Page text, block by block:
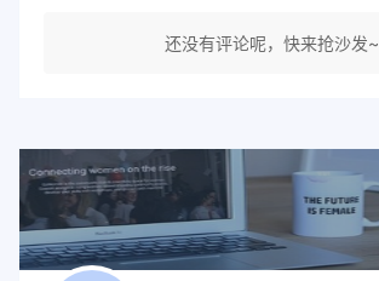
还没有评论呢，快来抢沙发~